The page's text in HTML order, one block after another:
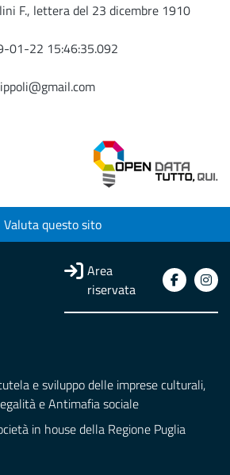
F., lettera del 23 dicembre 1910
01-22 15:46:35.092
Valuta questo sito
Area
riservata
e sviluppo delle imprese culturali,
e Antimafia sociale
in house della Regione Puglia